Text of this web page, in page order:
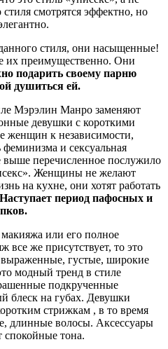
смотрятся эффектно, но
стиля, они насыщенные!
их преимущественно. Они
подарить своему парню
душиться ей.
Мэрэлин Манро заменяют
девушки с короткими
женщин к независимости,
и сексуальная
выше перечисленное послужило
Женщины не желают
на кухне, они хотят работать
Наступает период пафосных и
или его полное
все же присутствует, то это
густые, широкие
модный тренд в стиле
подкрученные
блеск на губах. Девушки
стрижкам , в то время
длинные волосы. Аксессуары
спокойные тона.